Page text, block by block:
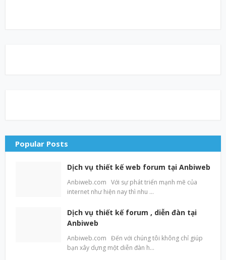
Popular Posts
Dịch vụ thiết kế web forum tại Anbiweb
Anbiweb.com Với sự phát triển mạnh mẽ của
internet như hiện nay thì nhu …
Dịch vụ thiết kế forum , diễn đàn tại
Anbiweb
Anbiweb.com Đến với chúng tôi không chỉ giúp
bạn xây dựng một diễn đàn h…